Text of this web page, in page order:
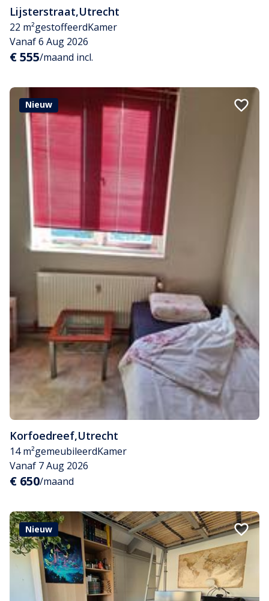
Lijsterstraat,Utrecht
22 m²gestoffeerdKamer
Vanaf 6 Aug 2026
€ 555/maand incl.
Nieuw
Korfoedreef,Utrecht
14 m²gemeubileerdKamer
Vanaf 7 Aug 2026
€ 650/maand
Nieuw